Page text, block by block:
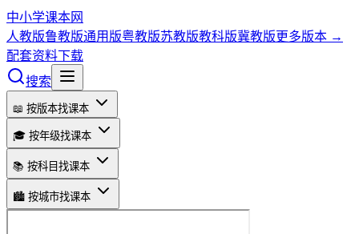
中小学课本网
人教版鲁教版通用版粤教版苏教版教科版冀教版更多版本 →
配套资料下载
搜索
📖 按版本找课本
🎓 按年级找课本
📚 按科目找课本
🏙️ 按城市找课本